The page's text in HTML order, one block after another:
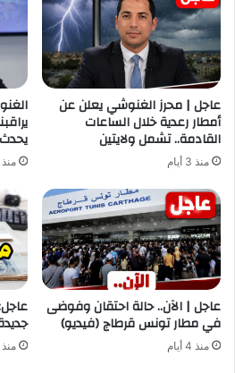
عاجل | محرز الغنوشي يعلن عن
أمطار رعدية خلال الساعات
القادمة.. تشمل ولايتين
منذ 3 أيام
يحدث
منذ 4 أيام
عاجل | الآن.. حالة احتقان وفوضى
في مطار تونس قرطاج (فيديو)
منذ 4 أيام منذ 4 أيام